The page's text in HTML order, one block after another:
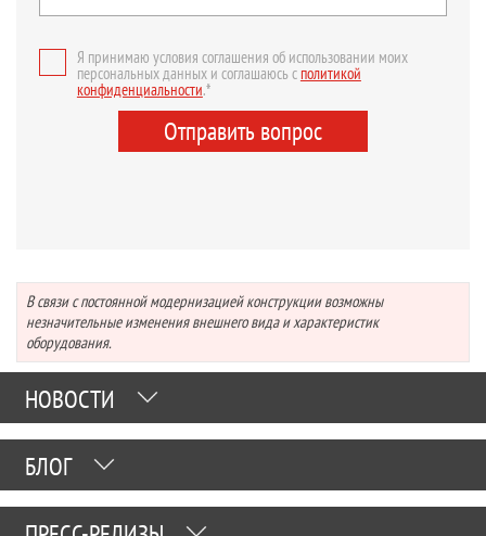
Я принимаю условия соглашения об использовании моих
персональных данных и соглашаюсь сполитикой
конфиденциальности.*
Отправить вопрос
В связи с постоянной модернизацией конструкции возможны
незначительные изменения внешнего вида и характеристик
оборудования.
НОВОСТИ
БЛОГ